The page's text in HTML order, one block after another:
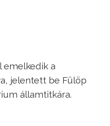
emelkedik a
jelentett be Fülöp
államtitkára.